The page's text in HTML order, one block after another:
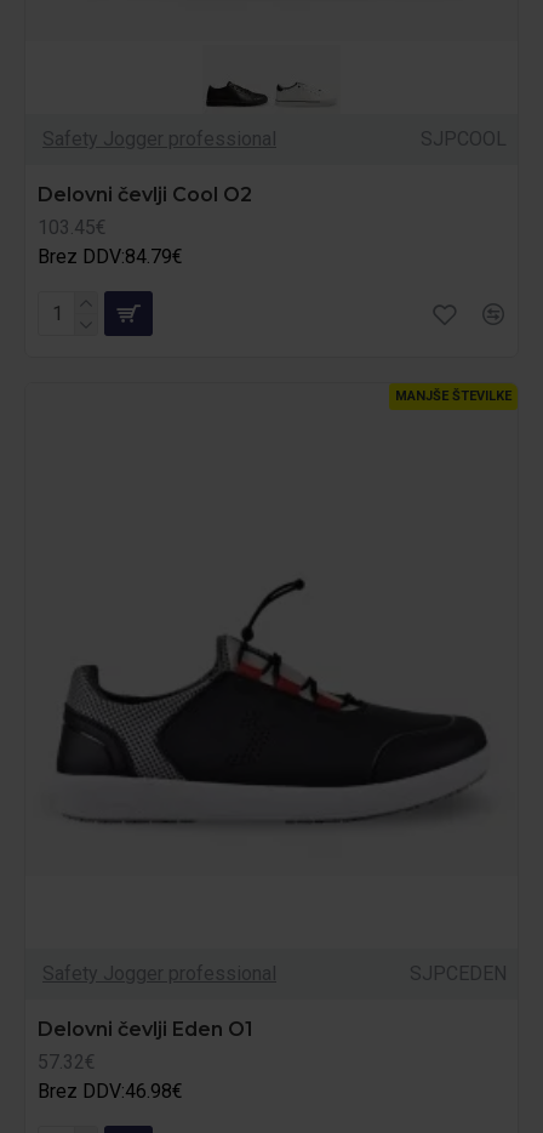
Safety Jogger professional SJPCOOL
Delovni čevlji Cool O2
103.45€
Brez DDV:84.79€
MANJŠE ŠTEVILKE
Safety Jogger professional SJPCEDEN
Delovni čevlji Eden O1
57.32€
Brez DDV:46.98€